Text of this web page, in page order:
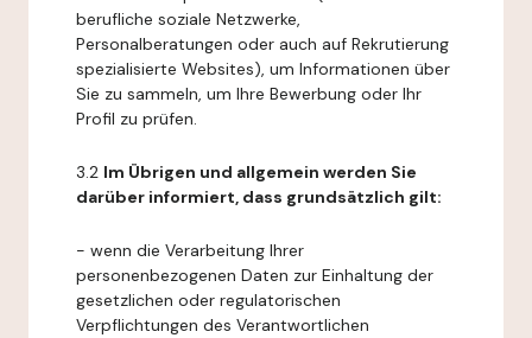
berufliche soziale Netzwerke,
Personalberatungen oder auch auf Rekrutierung
spezialisierte Websites), um Informationen über
Sie zu sammeln, um Ihre Bewerbung oder Ihr
Profil zu prüfen.
3.2 Im Übrigen und allgemein werden Sie
darüber informiert, dass grundsätzlich gilt:
- wenn die Verarbeitung Ihrer
personenbezogenen Daten zur Einhaltung der
gesetzlichen oder regulatorischen
Verpflichtungen des Verantwortlichen